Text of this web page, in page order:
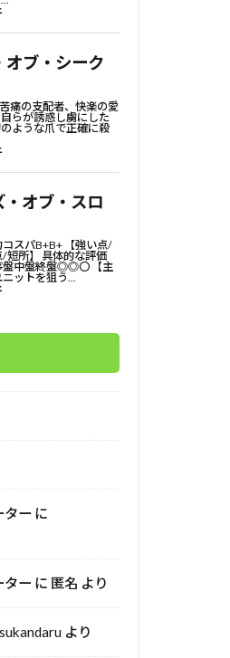
ター に
ター に 匿名 より
より